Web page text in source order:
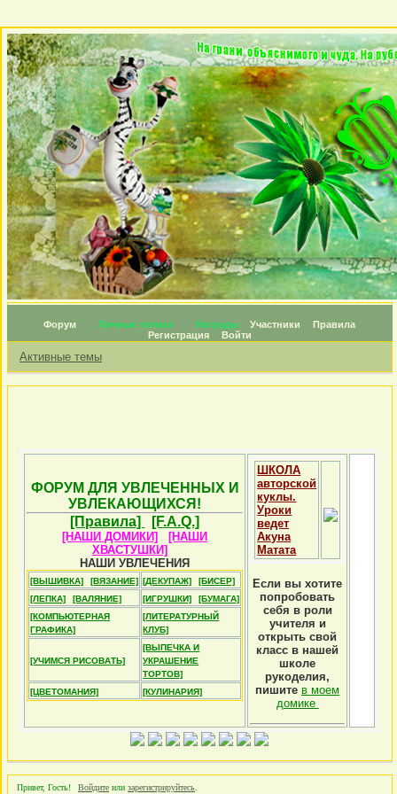
Форум Личные топики Награды Участники
Правила
Регистрация
Войти
Активные темы
ФОРУМ ДЛЯ УВЛЕЧЕННЫХ И
УВЛЕКАЮЩИХСЯ!
[Правила]
[F.A.Q.]
[НАШИ ДОМИКИ]
[НАШИ
ХВАСТУШКИ]
НАШИ УВЛЕЧЕНИЯ
[ВЫШИВКА] [ВЯЗАНИЕ] [ДЕКУПАЖ]
[БИСЕР]
[ЛЕПКА]
[ВАЛЯНИЕ] [ИГРУШКИ]
[БУМАГА]
[КОМПЬЮТЕРНАЯ
ГРАФИКА]
[ЛИТЕРАТУРНЫЙ
КЛУБ]
[УЧИМСЯ РИСОВАТЬ]
[ВЫПЕЧКА И
УКРАШЕНИЕ
ТОРТОВ]
[ЦВЕТОМАНИЯ]
[КУЛИНАРИЯ]
ШКОЛА
авторской
куклы.
Уроки
ведет
Акуна
Матата
Если вы хотите
попробовать
себя в роли
учителя и
открыть свой
класс в нашей
школе
рукоделия,
пишите в моем
домике
Привет, Гость! Войдите или зарегистрируйтесь